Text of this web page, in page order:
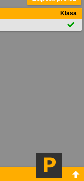
Klasa

